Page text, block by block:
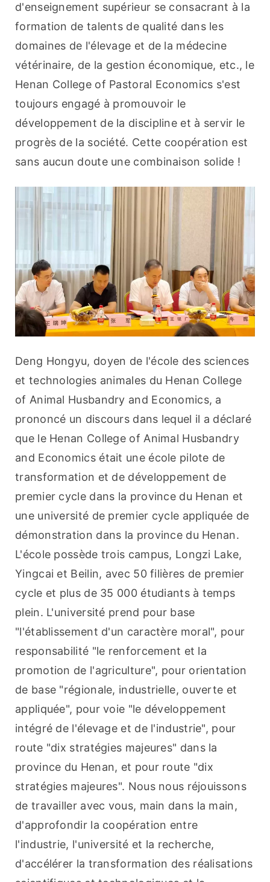
d'enseignement supérieur se consacrant à la
formation de talents de qualité dans les
domaines de l'élevage et de la médecine
vétérinaire, de la gestion économique, etc., le
Henan College of Pastoral Economics s'est
toujours engagé à promouvoir le
développement de la discipline et à servir le
progrès de la société. Cette coopération est
sans aucun doute une combinaison solide !
Deng Hongyu, doyen de l'école des sciences
et technologies animales du Henan College
of Animal Husbandry and Economics, a
prononcé un discours dans lequel il a déclaré
que le Henan College of Animal Husbandry
and Economics était une école pilote de
transformation et de développement de
premier cycle dans la province du Henan et
une université de premier cycle appliquée de
démonstration dans la province du Henan.
L'école possède trois campus, Longzi Lake,
Yingcai et Beilin, avec 50 filières de premier
cycle et plus de 35 000 étudiants à temps
plein. L'université prend pour base
"l'établissement d'un caractère moral", pour
responsabilité "le renforcement et la
promotion de l'agriculture", pour orientation
de base "régionale, industrielle, ouverte et
appliquée", pour voie "le développement
intégré de l'élevage et de l'industrie", pour
route "dix stratégies majeures" dans la
province du Henan, et pour route "dix
stratégies majeures". Nous nous réjouissons
de travailler avec vous, main dans la main,
d'approfondir la coopération entre
l'industrie, l'université et la recherche,
d'accélérer la transformation des réalisations